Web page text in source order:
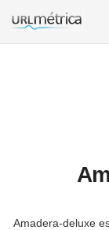
Amadera-deluxe